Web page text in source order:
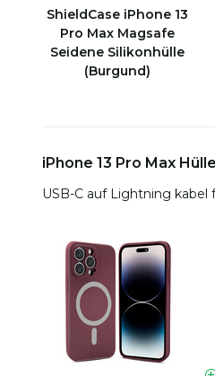
ShieldCase iPhone 13
Pro Max Magsafe
Seidene Silikonhülle
(Burgund)
iPhone 13 Pro Max
USB-C auf Lightning kabel